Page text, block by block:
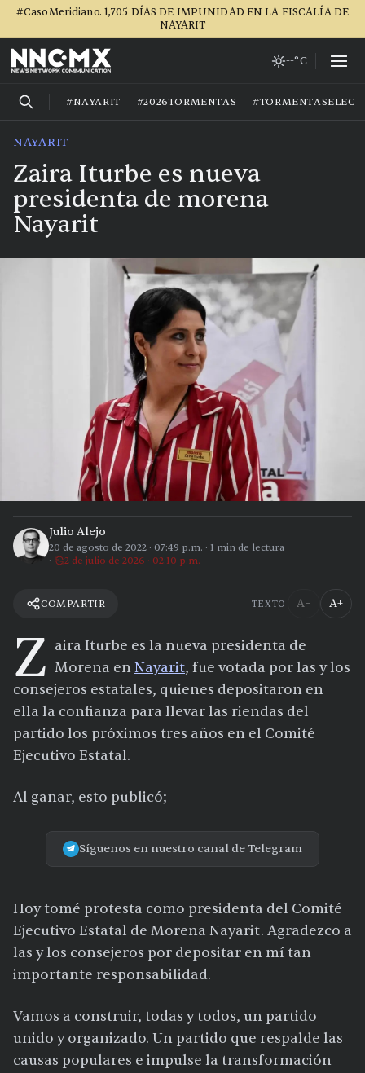
#CasoMeridiano. 1,705 DÍAS DE IMPUNIDAD EN LA FISCALÍA DE
NAYARIT
--°C
#NAYARIT #2026TORMENTAS
NAYARIT
Zaira Iturbe es nueva
presidenta de morena
Nayarit
Julio Alejo
20 de agosto de 2022 · 07:49 p.m. · 1 min de lectura
2 de julio de 2026 · 02:10 p.m.
COMPARTIR TEXTO A− A+
Z aira Iturbe es la nueva presidenta de
Morena enNayarit, fue votada por las y los
consejeros estatales, quienes depositaron en
ella la confianza para llevar las riendas del
partido los próximos tres años en el Comité
Ejecutivo Estatal.
Al ganar, esto publicó;
Síguenos en nuestro canal de Telegram
Hoy tomé protesta como presidenta del Comité
Ejecutivo Estatal de Morena Nayarit. Agradezco a
las y los consejeros por depositar en mí tan
importante responsabilidad.
Vamos a construir, todas y todos, un partido
unido y organizado. Un partido que respalde las
causas populares e impulse la transformación